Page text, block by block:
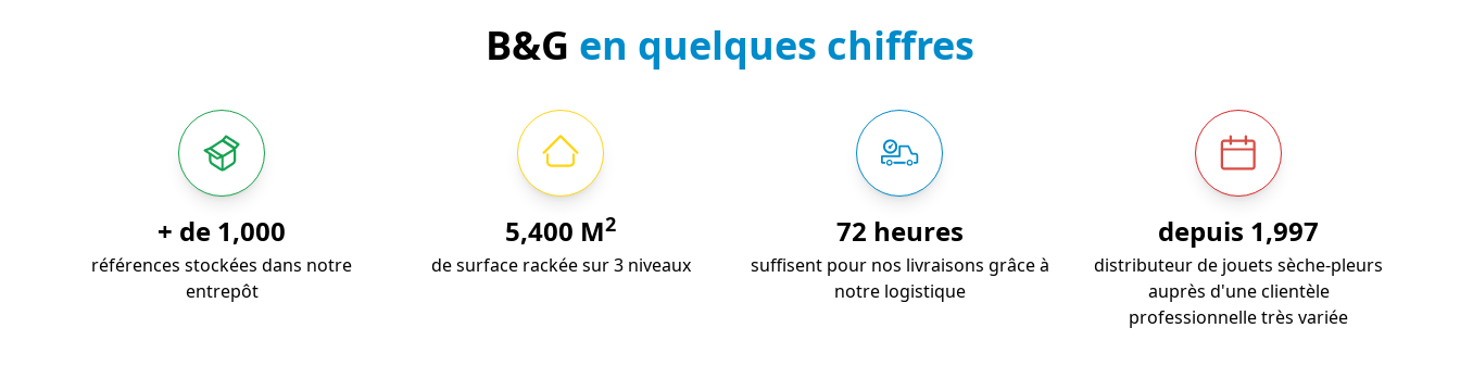
B&G en quelques chiffres
+ de 1,000
références stockées dans notre
entrepôt
5,400 M2
de surface rackée sur 3 niveaux
72 heures
suffisent pour nos livraisons grâce à
notre logistique
depuis 1,997
distributeur de jouets sèche-pleurs
auprès d'une clientèle
professionnelle très variée